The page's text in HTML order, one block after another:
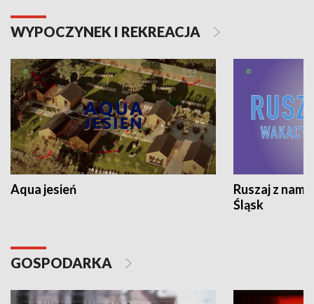
WYPOCZYNEK I REKREACJA
Aqua jesień
Ruszaj z
Śląsk
GOSPODARKA